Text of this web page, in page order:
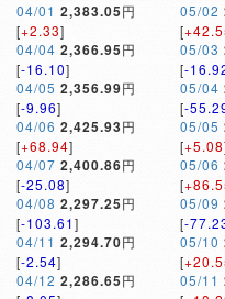
04/01 2,383.05円
[+2.33]
04/04 2,366.95円
[-16.10]
04/05 2,356.99円
[-9.96]
04/06 2,425.93円
[+68.94]
04/07 2,400.86円
[-25.08]
04/08 2,297.25円
[-103.61]
04/11 2,294.70円
[-2.54]
04/12 2,286.65円
05/02
[
05/03
[-
05/04
[-
05/05
[+5.08
05/06
[
05/09
[-
05/10
[
05/11